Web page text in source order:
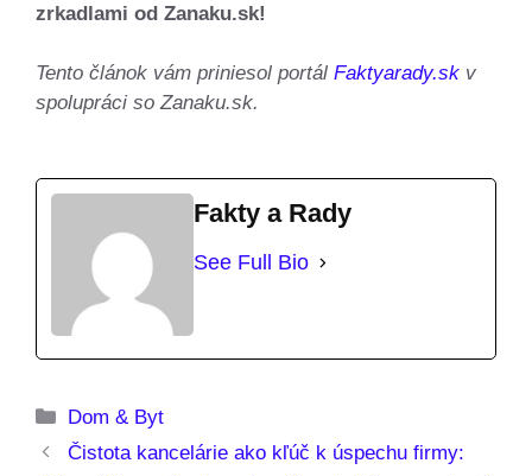
zrkadlami od Zanaku.sk!
Tento článok vám priniesol portál Faktyarady.sk v
spolupráci so Zanaku.sk.
Fakty a Rady
See Full Bio
Kategórie
Dom & Byt
Čistota kancelárie ako kľúč k úspechu firmy: